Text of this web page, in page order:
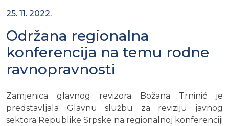
25. 11. 2022.
Održana regionalna
konferencija na temu rodne
ravnopravnosti
Zamjenica glavnog revizora Božana Trninić je
predstavljala Glavnu službu za reviziju javnog
sektora Republike Srpske na regionalnoj konferenciji